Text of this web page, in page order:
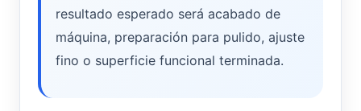
resultado esperado será acabado de
máquina, preparación para pulido, ajuste
fino o superficie funcional terminada.